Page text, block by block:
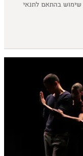
בהתאם לתנאי